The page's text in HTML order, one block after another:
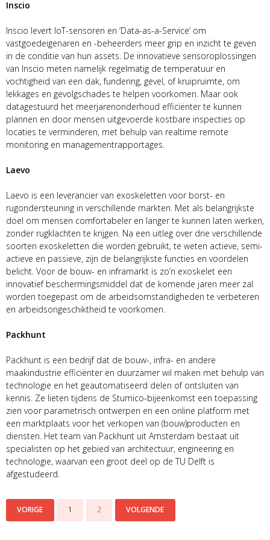
Inscio
Inscio levert IoT-sensoren en ‘Data-as-a-Service’ om
vastgoedeigenaren en -beheerders meer grip en inzicht te geven
in de conditie van hun assets. De innovatieve sensoroplossingen
van Inscio meten namelijk regelmatig de temperatuur en
vochtigheid van een dak, fundering, gevel, of kruipruimte, om
lekkages en gevolgschades te helpen voorkomen. Maar ook
datagestuurd het meerjarenonderhoud efficiënter te kunnen
plannen en door mensen uitgevoerde kostbare inspecties op
locaties te verminderen, met behulp van realtime remote
monitoring en managementrapportages.
Laevo
Laevo is een leverancier van exoskeletten voor borst- en
rugondersteuning in verschillende markten. Met als belangrijkste
doel om mensen comfortabeler en langer te kunnen laten werken,
zonder rugklachten te krijgen. Na een uitleg over drie verschillende
soorten exoskeletten die worden gebruikt, te weten actieve, semi-
actieve en passieve, zijn de belangrijkste functies en voordelen
belicht. Voor de bouw- en inframarkt is zo’n exoskelet een
innovatief beschermingsmiddel dat de komende jaren meer zal
worden toegepast om de arbeidsomstandigheden te verbeteren
en arbeidsongeschiktheid te voorkomen.
Packhunt
Packhunt is een bedrijf dat de bouw-, infra- en andere
maakindustrie efficiënter en duurzamer wil maken met behulp van
technologie en het geautomatiseerd delen of ontsluiten van
kennis. Ze lieten tijdens de Stumico-bijeenkomst een toepassing
zien voor parametrisch ontwerpen en een online platform met
een marktplaats voor het verkopen van (bouw)producten en
diensten. Het team van Packhunt uit Amsterdam bestaat uit
specialisten op het gebied van architectuur, engineering en
technologie, waarvan een groot deel op de TU Delft is
afgestudeerd.
VORIGE 1 2 VOLGENDE